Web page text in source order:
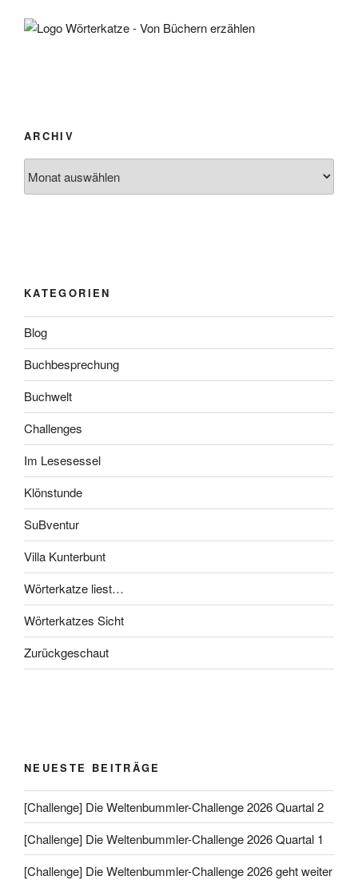
ARCHIV
KATEGORIEN
Blog
Buchbesprechung
Buchwelt
Challenges
Im Lesesessel
Klönstunde
SuBventur
Villa Kunterbunt
Wörterkatze liest…
Wörterkatzes Sicht
Zurückgeschaut
NEUESTE BEITRÄGE
[Challenge] Die Weltenbummler-Challenge 2026 Quartal 2
[Challenge] Die Weltenbummler-Challenge 2026 Quartal 1
[Challenge] Die Weltenbummler-Challenge 2026 geht weiter